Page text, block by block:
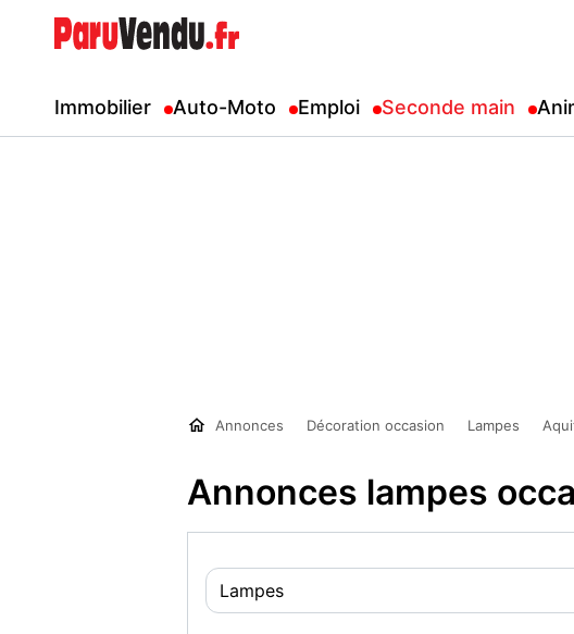
Immobilier Auto-Moto Emploi Seconde main
Annonces Décoration occasion Lampes
Annonces lampes